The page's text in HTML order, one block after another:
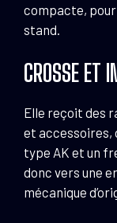
compacte,
stand.
CROSSE ET
Elle reçoit des
et accessoires,
type AK et un
donc vers une
mécanique